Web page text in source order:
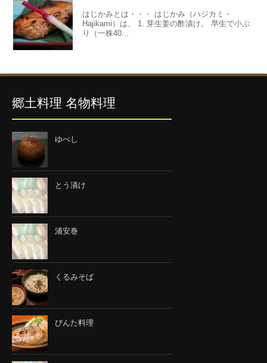
はじかみとは・・・ はじかみ（ハジカミ・
Hajikami）は、 1. 芽生姜の酢漬け。 早生で小ぶ
り（一株40...
郷土料理 名物料理
ゆべし
とう漬け
浦安巻
くるみそば
びんた料理